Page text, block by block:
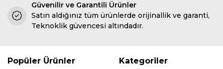
Güvenilir ve Garantili Ürünler
Satın aldığınız tüm ürünlerde orijinallik ve garanti,
Teknoklik güvencesi altındadır.
Popüler Ürünler Kategoriler